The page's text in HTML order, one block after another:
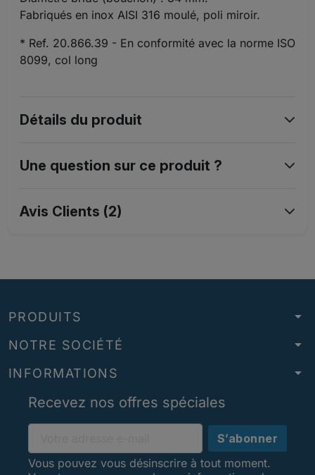
Fabriqués en inox AISI 316 moulé, poli miroir.
* Ref. 20.866.39 - En conformité avec la norme ISO
8099, col long
Détails du produit
Une question sur ce produit ?
Avis Clients (2)
PRODUITS arrow_drop_down
NOTRE SOCIÉTÉ arrow_drop_down
INFORMATIONS
arrow_drop_down
Recevez nos offres spéciales
Vous pouvez vous désinscrire à tout moment.